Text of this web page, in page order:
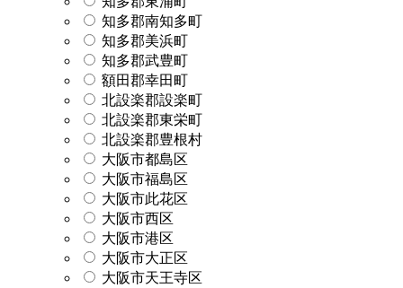
知多郡南知多町
知多郡美浜町
知多郡武豊町
額田郡幸田町
北設楽郡設楽町
北設楽郡東栄町
北設楽郡豊根村
大阪市都島区
大阪市福島区
大阪市此花区
大阪市西区
大阪市港区
大阪市大正区
大阪市天王寺区